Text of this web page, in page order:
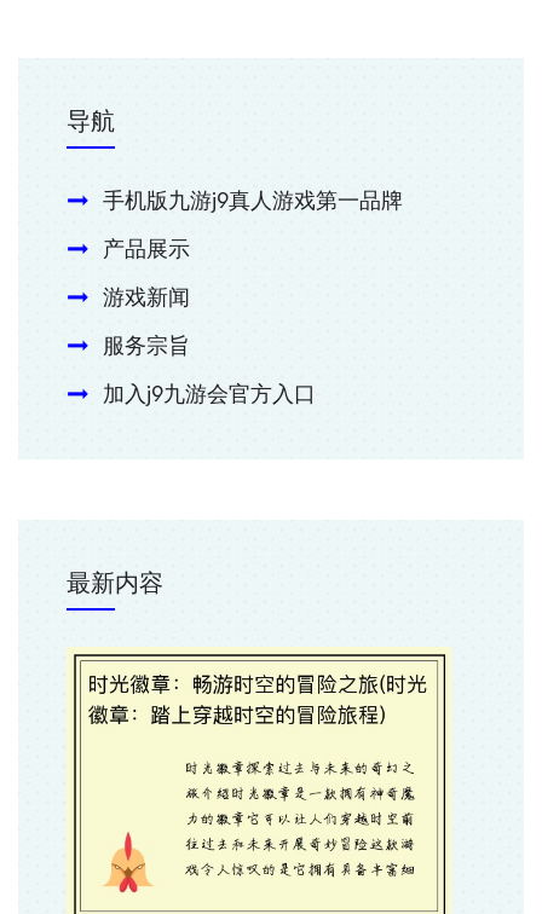
导航
手机版九游j9真人游戏第一品牌
产品展示
游戏新闻
服务宗旨
加入j9九游会官方入口
最新内容